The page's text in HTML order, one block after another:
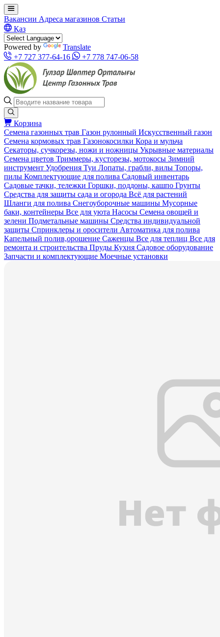
Вакансии Адреса магазинов Статьи
Қаз
Powered by
Translate
+7 727 377-64-16
+7 778 747-06-58
Корзина
Семена газонных трав Газон рулонный Искусственный газон
Семена кормовых трав Газонокосилки Кора и мульча
Секаторы, сучкорезы, ножи и ножницы Укрывные материалы
Семена цветов Триммеры, кусторезы, мотокосы Зимний
инструмент Удобрения Туи Лопаты, грабли, вилы Топоры,
пилы Комплектующие для полива Садовый инвентарь
Садовые тачки, тележки Горшки, поддоны, кашпо Грунты
Средства для защиты сада и огорода Всё для растений
Шланги для полива Снегоуборочные машины Мусорные
баки, контейнеры Все для уюта Насосы Семена овощей и
зелени Подметальные машины Средства индивидуальной
защиты Спринклеры и оросители Автоматика для полива
Капельный полив,орошение Саженцы Все для теплиц Все для
ремонта и строительства Пруды Кухня Садовое оборудование
Запчасти и комплектующие Моечные установки